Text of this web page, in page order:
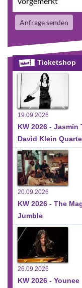
Anfrage senden
Ticketshop
19.09.2026
KW 2026 - Jasmin
David Klein
20.09.2026
KW 2026 - The
Jumble
26.09.2026
KW 2026 - Younee